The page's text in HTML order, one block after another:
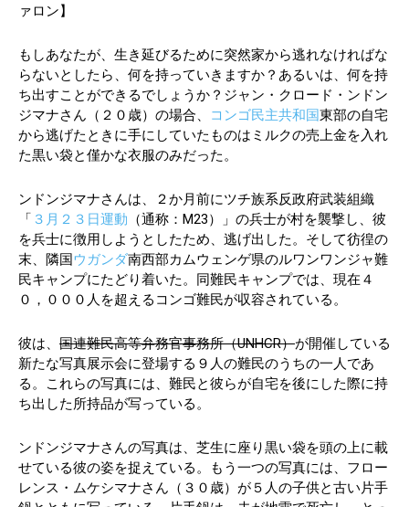
ァロン】
もしあなたが、生き延びるために突然家から逃れなければな
らないとしたら、何を持っていきますか？あるいは、何を持
ち出すことができるでしょうか？ジャン・クロード・ンドン
ジマナさん（２０歳）の場合、
コンゴ民主共和国東部の自宅
から逃げたときに手にしていたものはミルクの売上金を入れ
た黒い袋と僅かな衣服のみだった。
ンドンジマナさんは、２か月前にツチ族系反政府武装組織
「 ３月２３日運動 （通称：M23）」の兵士が村を襲撃し、彼
を兵士に徴用しようとしたため、逃げ出した。そして彷徨の
末、隣国ウガンダ南西部カムウェンゲ県のルワンワンジャ難
民キャンプにたどり着いた。同難民キャンプでは、現在４
０，０００人を超えるコンゴ難民が収容されている。
彼は、 国連難民高等弁務官事務所（UNHCR）が開催している
新たな写真展示会に登場する９人の難民のうちの一人であ
る。これらの写真には、難民と彼らが自宅を後にした際に持
ち出した所持品が写っている。
ンドンジマナさんの写真は、芝生に座り黒い袋を頭の上に載
せている彼の姿を捉えている。もう一つの写真には、フロー
レンス・ムケシマナさん（３０歳）が５人の子供と古い片手